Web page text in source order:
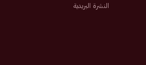
النشرة البريدية